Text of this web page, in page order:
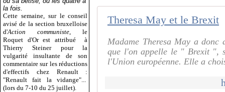
la fois.
Cette semaine, sur le conseil
avisé de la section bruxelloise
d'Action communiste , le
Roquet d'Or est attribué
à
Thierry Steiner pour la
vulgarité insultante de son
commentaire sur les réductions
d'effectifs chez Renault :
"Renault fait la vidange"...
(lors du 7-10 du 25 juillet).
Theresa May et le Brexit
Madame Theresa May a donc
que l'on appelle le " Brexit ",
l'Union européenne. Elle a